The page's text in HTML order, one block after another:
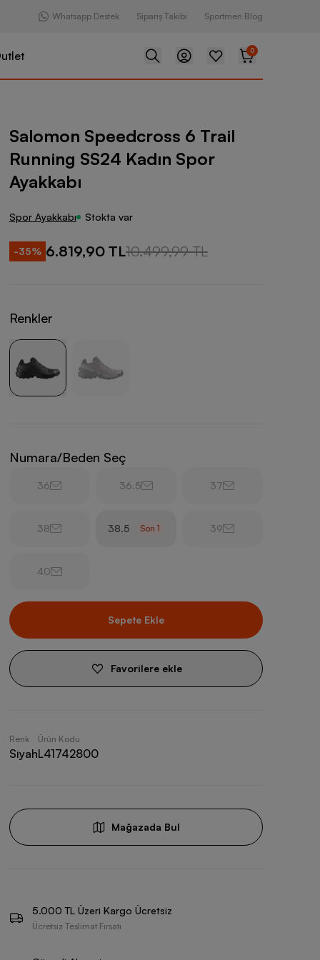
Whatsapp Destek Sipariş Takibi Sportmen Blog
0
6 Trail Running SS24 Kadın Spor Ayakkabı
Salomon Speedcross 6 Trail
Running SS24 Kadın Spor
Ayakkabı
Spor Ayakkabı Stokta var
-35% 6.819,90 TL10.499,99 TL
Renkler
Numara/Beden Seç
36 36.5 37
38 38.5 Son 1 39
40
Sepete Ekle
Favorilere ekle
Renk
Siyah
Ürün Kodu
L41742800
Mağazada Bul
5.000 TL Üzeri Kargo Ücretsiz
Ücretsiz Teslimat Fırsatı